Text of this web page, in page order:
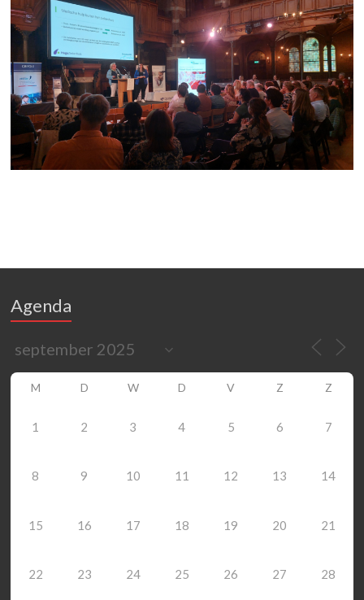
Agenda
M D W D V Z Z
1 2 3 4 5 6 7
8 9 10 11 12 13 14
15 16 17 18 19 20 21
22 23 24 25 26 27 28